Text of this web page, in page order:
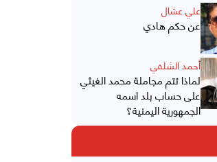
علي عشال
عن حكم هادي
أحمد الشلفي
لماذا تتم مجاملة محمد الغيثي
على حساب بلد اسمه
الجمهورية اليمنية؟